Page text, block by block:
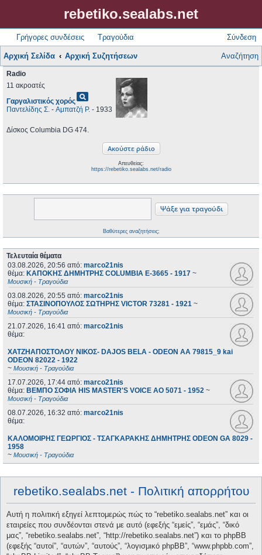
rebetiko.sealabs.net
Γρήγορες συνδέσεις Τραγούδια Σύνδεση
Αρχική Σελίδα Αρχική Συζητήσεων Αναζήτηση
Radio
11 ακροατές
Γαργαλιστικός χορόςpageview
Παντελίδης Σ. - Αμπατζή Ρ. - 1933
Δίσκος Columbia DG 474.
Απευθείας:
https://rebetiko.sealabs.net/radio
Βαθύτερες αναζητήσεις;
Τελευταία θέματα
03.08.2026, 20:56 από: marco21nis
θέμα: ΚΑΠΟΚΗΣ ΔΗΜΗΤΡΗΣ COLUMBIA E-3665 - 1917 ~
Μουσική - Τραγούδια
03.08.2026, 20:55 από: marco21nis
θέμα: ΣΤΑΣΙΝΟΠΟΥΛΟΣ ΣΩΤΗΡΗΣ VICTOR 73281 - 1921 ~
Μουσική - Τραγούδια
21.07.2026, 16:41 από: marco21nis
θέμα:
ΧΑΤΖΗΑΠΟΣΤΟΛΟΥ ΝΙΚΟΣ- DAJOS BELA - ODEON AA 79815_9 kai
ODEON 82022 - 1922
~ Μουσική - Τραγούδια
17.07.2026, 17:44 από: marco21nis
θέμα: ΒΕΜΠΟ ΣΟΦΙΑ HIS MASTER'S VOICE AO 5071 - 1952 ~
Μουσική - Τραγούδια
08.07.2026, 16:32 από: marco21nis
θέμα:
ΚΑΛΟΜΟΙΡΗΣ ΓΕΩΡΓΙΟΣ - ΤΣΑΓΚΑΡΑΚΗΣ ΔΗΜΗΤΡΗΣ ODEON GA 8029 -
1958
~ Μουσική - Τραγούδια
rebetiko.sealabs.net - Πολιτική απορρήτου
Αυτή η πολιτική εξηγεί λεπτομερώς πώς το “rebetiko.sealabs.net” και οι
εταιρείες που συνδέονται στενά με αυτό (εφεξής “εμείς”, “εμάς”, “δικό
μας”, “rebetiko.sealabs.net”, “http://rebetiko.sealabs.net”) και το phpBB
(εφεξής “αυτοί”, “αυτών”, “αυτούς”, “λογισμικό phpBB”, “www.phpbb.com”,